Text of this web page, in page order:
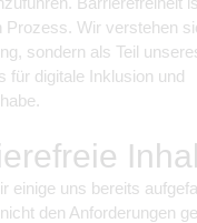
Prozess. Wir verstehen
sondern als Teil
für digitale Inklusion und
einige uns bereits
den Anforderungen